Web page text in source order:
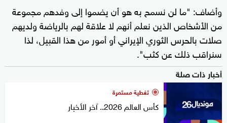
وأضاف: "ما لن نسمح به هو أن يضموا إلى وفدهم مجموعة
من الأشخاص الذين نعلم أنهم لا علاقة لهم بالرياضة ولديهم
صلات بالحرس الثوري الإيراني أو أمور من هذا القبيل، لذا
سنراقب ذلك عن كثب".
أخبار ذات صلة
تغطية مستمرة
كأس العالم 2026.. آخر الأخبار